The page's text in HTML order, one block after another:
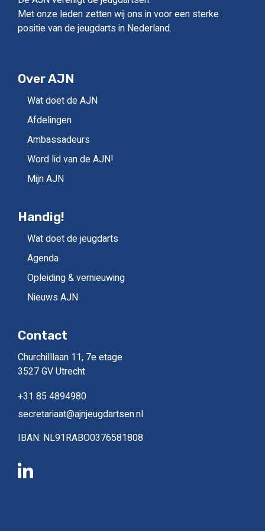
Met onze leden zetten wij ons in voor een sterke
positie van de jeugdarts in Nederland.
Over AJN
Wat doet de AJN
Afdelingen
Ambassadeurs
Word lid van de AJN!
Mijn AJN
Handig!
Wat doet de jeugdarts
Agenda
Opleiding & vernieuwing
Nieuws AJN
Contact
Churchilllaan 11, 7e etage
3527 GV Utrecht
+31 85 4894980
secretariaat@ajnjeugdartsen.nl
IBAN: NL91RABO0376581808